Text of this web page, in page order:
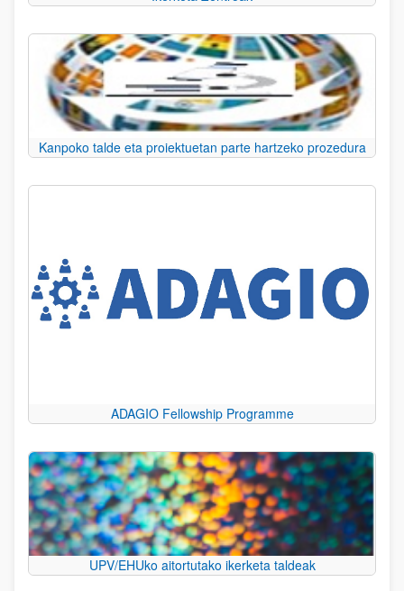
Kanpoko talde eta proiektuetan parte hartzeko prozedura
ADAGIO Fellowship Programme
UPV/EHUko aitortutako ikerketa taldeak